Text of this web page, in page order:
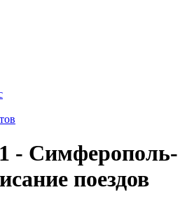
- Симферополь-
поездов